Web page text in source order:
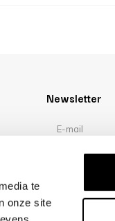
te
onze site
Newsletter
/10 -